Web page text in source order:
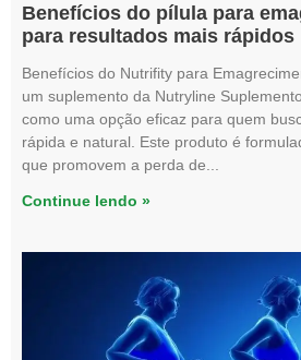
Benefícios do pílula para
para resultados mais rápidos
Benefícios do Nutrifity para
um suplemento da Nutryline
como uma opção eficaz para quem
rápida e natural. Este produto é
que promovem a perda de
Continue lendo »